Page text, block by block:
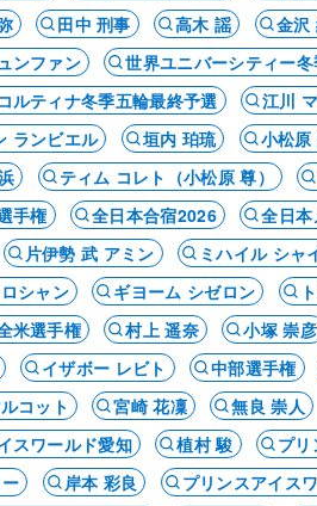
田中 刑事 高木 謡 金沢
ンファン 世界ユニバーシティー
ルティナ冬季五輪最終予選 江川
ランビエル 垣内 珀琉 小松原
ティム コレト（小松原 尊）
手権 全日本合宿2026 全日
片伊勢 武 アミン ミハイル シャ
シャン ギヨーム シゼロン
米選手権 村上 遥奈 小塚 崇彦
イザボー レビト 中部選手権
コット 宮崎 花凜 無良 崇人
スワールド愛知 植村 駿 プ
岸本 彩良 プリンスアイス